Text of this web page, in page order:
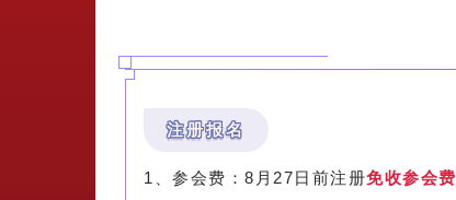
注册报名
1、参会费：8月27日前注册免收参会费